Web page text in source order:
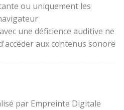
ou uniquement les
une déficience auditive ne
aux contenus sonore
par Empreinte Digitale